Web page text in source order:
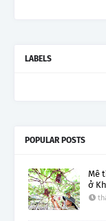
LABELS
POPULAR POSTS
Mê
ở